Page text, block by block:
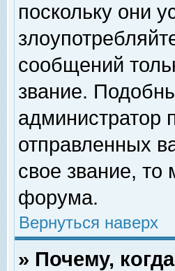
поскольку они
сообщений
звание.
администратор
отправленных
свое звание, то
форума.
Вернуться наверх
» Почему,